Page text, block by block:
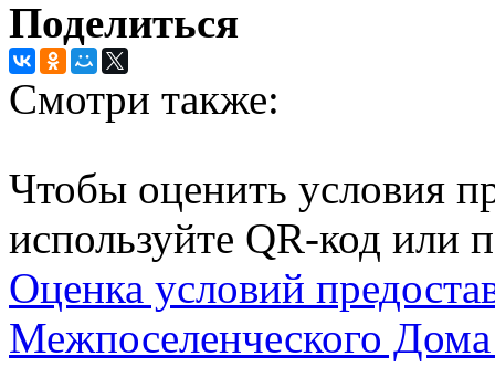
Поделиться
Смотри также:
Чтобы оценить условия
используйте QR-код или
Оценка условий
Межпоселенческого